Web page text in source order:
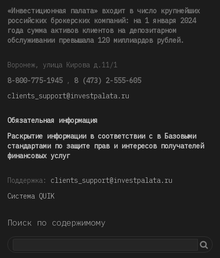
«Инвестиционная палата» входит в число крупнейших
российских брокерских компаний: на 1 января 2024
года сумма активов клиентов на депозитарном
обслуживании превышала 120 миллиардов рублей.
Воронеж, улица Кирова д.11/1
8-800-775-1945 , 8 (473) 2-555-605
clients_support@investpalata.ru
Обязательная информация
Раскрытие информации в соответствии с в Базовыми
стандартами по защите прав и интересов получателей
финансовых услуг
Поддержка: clients_support@investpalata.ru
Система QUIK
Поиск по содержимому